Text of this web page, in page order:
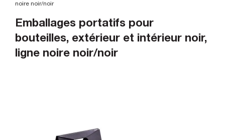
noire noir/noir
Emballages portatifs pour
bouteilles, extérieur et intérieur noir,
ligne noire noir/noir